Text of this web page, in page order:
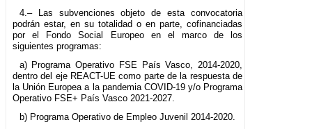
4.– Las subvenciones objeto de esta convocatoria
podrán estar, en su totalidad o en parte, cofinanciadas
por el Fondo Social Europeo en el marco de los
siguientes programas:
a) Programa Operativo FSE País Vasco, 2014-2020,
dentro del eje REACT-UE como parte de la respuesta de
la Unión Europea a la pandemia COVID-19 y/o Programa
Operativo FSE+ País Vasco 2021-2027.
b) Programa Operativo de Empleo Juvenil 2014-2020.